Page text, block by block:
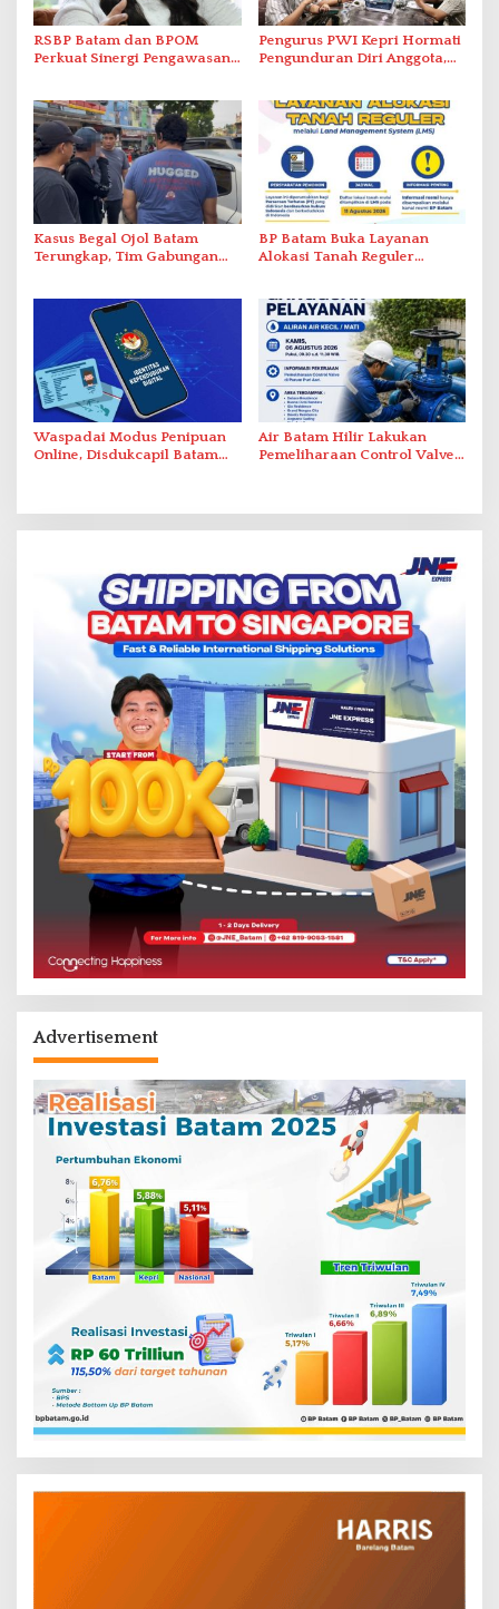
RSBP Batam dan BPOM
Perkuat Sinergi Pengawasan
Pengurus PWI Kepri Hormati
Pengunduran Diri Anggota,
Kasus Begal Ojol Batam
Terungkap, Tim Gabungan
BP Batam Buka Layanan
Alokasi Tanah Reguler
Waspadai Modus Penipuan
Online, Disdukcapil Batam
Air Batam Hilir Lakukan
Pemeliharaan Control Valve,
Advertisement